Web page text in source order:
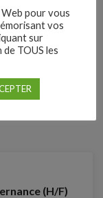
2026
(H/F)
pour vous
vos
sur
TOUS les